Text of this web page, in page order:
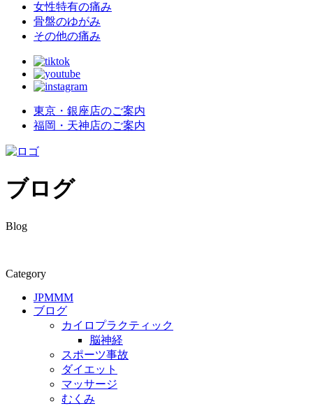
女性特有の痛み
骨盤のゆがみ
その他の痛み
東京・銀座店のご案内
福岡・天神店のご案内
ブログ
Blog
Category
JPMMM
ブログ
カイロプラクティック
脳神経
スポーツ事故
ダイエット
マッサージ
むくみ